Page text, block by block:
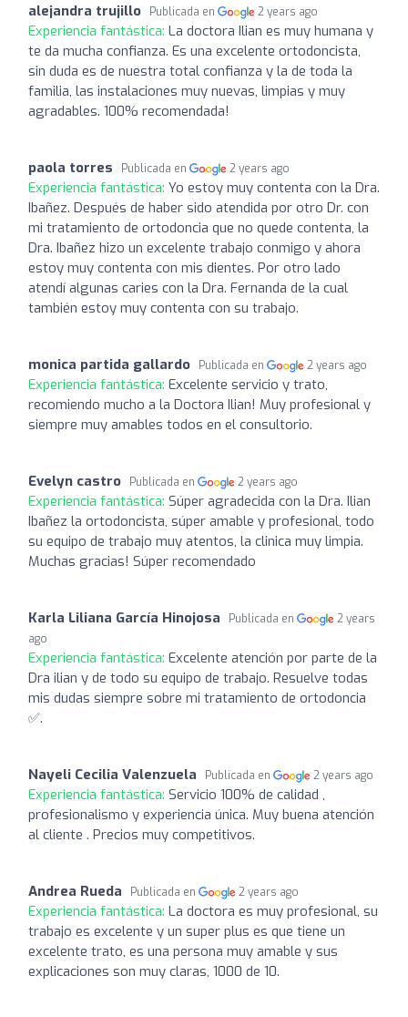
alejandra trujillo Publicada en 2 years ago
Experiencia fantástica: La doctora Ilian es muy humana y
te da mucha confianza. Es una excelente ortodoncista,
sin duda es de nuestra total confianza y la de toda la
familia, las instalaciones muy nuevas, limpias y muy
agradables. 100% recomendada!
paola torres Publicada en 2 years ago
Experiencia fantástica: Yo estoy muy contenta con la Dra.
Ibañez. Después de haber sido atendida por otro Dr. con
mi tratamiento de ortodoncia que no quede contenta, la
Dra. Ibañez hizo un excelente trabajo conmigo y ahora
estoy muy contenta con mis dientes. Por otro lado
atendí algunas caries con la Dra. Fernanda de la cual
también estoy muy contenta con su trabajo.
monica partida gallardo Publicada en 2 years ago
Experiencia fantástica: Excelente servicio y trato,
recomiendo mucho a la Doctora Ilian! Muy profesional y
siempre muy amables todos en el consultorio.
Evelyn castro Publicada en 2 years ago
Experiencia fantástica: Súper agradecida con la Dra. Ilian
Ibañez la ortodoncista, súper amable y profesional, todo
su equipo de trabajo muy atentos, la clinica muy limpia.
Muchas gracias! Súper recomendado
Karla Liliana García Hinojosa Publicada en
2 years
ago
Experiencia fantástica: Excelente atención por parte de la
Dra ilian y de todo su equipo de trabajo. Resuelve todas
mis dudas siempre sobre mi tratamiento de ortodoncia
✅️.
Nayeli Cecilia Valenzuela Publicada en 2 years ago
Experiencia fantástica: Servicio 100% de calidad ,
profesionalismo y experiencia única. Muy buena atención
al cliente . Precios muy competitivos.
Andrea Rueda Publicada en 2 years ago
Experiencia fantástica: La doctora es muy profesional, su
trabajo es excelente y un super plus es que tiene un
excelente trato, es una persona muy amable y sus
explicaciones son muy claras, 1000 de 10.